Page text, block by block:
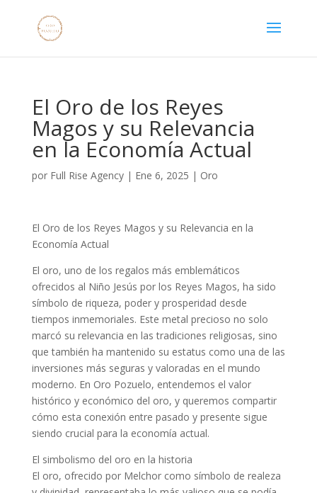
El Oro de los Reyes
Magos y su Relevancia
en la Economía Actual
por Full Rise Agency| Ene 6, 2025 | Oro
El Oro de los Reyes Magos y su Relevancia en la
Economía Actual
El oro, uno de los regalos más emblemáticos
ofrecidos al Niño Jesús por los Reyes Magos, ha sido
símbolo de riqueza, poder y prosperidad desde
tiempos inmemoriales. Este metal precioso no solo
marcó su relevancia en las tradiciones religiosas, sino
que también ha mantenido su estatus como una de las
inversiones más seguras y valoradas en el mundo
moderno. En Oro Pozuelo, entendemos el valor
histórico y económico del oro, y queremos compartir
cómo esta conexión entre pasado y presente sigue
siendo crucial para la economía actual.
El simbolismo del oro en la historia
El oro, ofrecido por Melchor como símbolo de realeza